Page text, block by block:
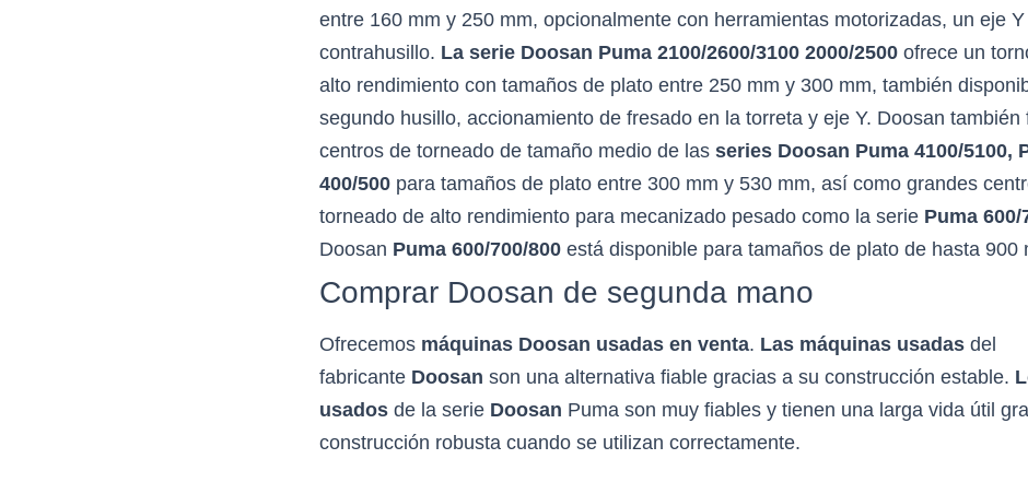
entre 160 mm y 250 mm, opcionalmente con herramientas motorizadas, un eje
contrahusillo. La serie Doosan Puma 2100/2600/3100 2000/2500 ofrece un
alto rendimiento con tamaños de plato entre 250 mm y 300 mm, también
segundo husillo, accionamiento de fresado en la torreta y eje Y. Doosan también
centros de torneado de tamaño medio de las series Doosan Puma 4100/5100,
400/500 para tamaños de plato entre 300 mm y 530 mm, así como grandes
torneado de alto rendimiento para mecanizado pesado como la serie Puma 600/
Doosan Puma 600/700/800 está disponible para tamaños de plato de hasta 900
Comprar Doosan de segunda mano
Ofrecemos máquinas Doosan usadas en venta. Las máquinas usadas del
fabricante Doosan son una alternativa fiable gracias a su construcción estable.
usados de la serie Doosan Puma son muy fiables y tienen una larga vida útil
construcción robusta cuando se utilizan correctamente.